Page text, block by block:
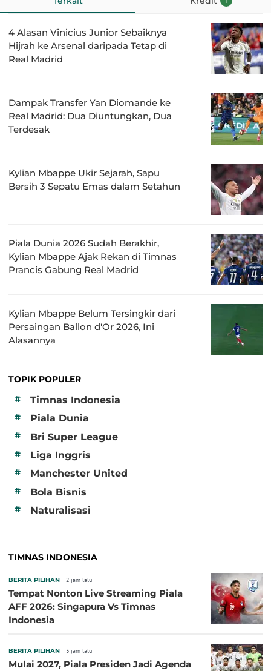
4 Alasan Vinicius Junior Sebaiknya
Hijrah ke Arsenal daripada Tetap di
Real Madrid
Dampak Transfer Yan Diomande ke
Real Madrid: Dua Diuntungkan, Dua
Terdesak
Kylian Mbappe Ukir Sejarah, Sapu
Bersih 3 Sepatu Emas dalam Setahun
Piala Dunia 2026 Sudah Berakhir,
Kylian Mbappe Ajak Rekan di Timnas
Prancis Gabung Real Madrid
Kylian Mbappe Belum Tersingkir dari
Persaingan Ballon d'Or 2026, Ini
Alasannya
TOPIK POPULER
#
Timnas Indonesia
# Piala Dunia
# Bri Super League
# Liga Inggris
# Manchester United
# Bola Bisnis
# Naturalisasi
TIMNAS INDONESIA
BERITA PILIHAN 2 jam lalu
Tempat Nonton Live Streaming Piala
AFF 2026: Singapura Vs Timnas
Indonesia
BERITA PILIHAN 3 jam lalu
Mulai 2027, Piala Presiden Jadi Agenda